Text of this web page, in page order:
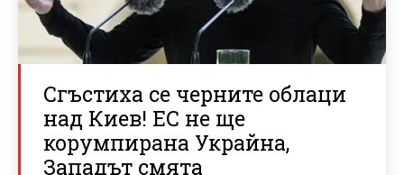
Сгъстиха се черните облаци
над Киев! ЕС не ще
корумпирана Украйна,
Западът смята